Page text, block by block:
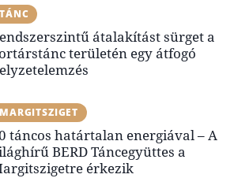
TÁNC
átalakítást sürget a
területén egy átfogó
MARGITSZIGET
táncos határtalan energiával – A
BERD Táncegyüttes a
érkezik